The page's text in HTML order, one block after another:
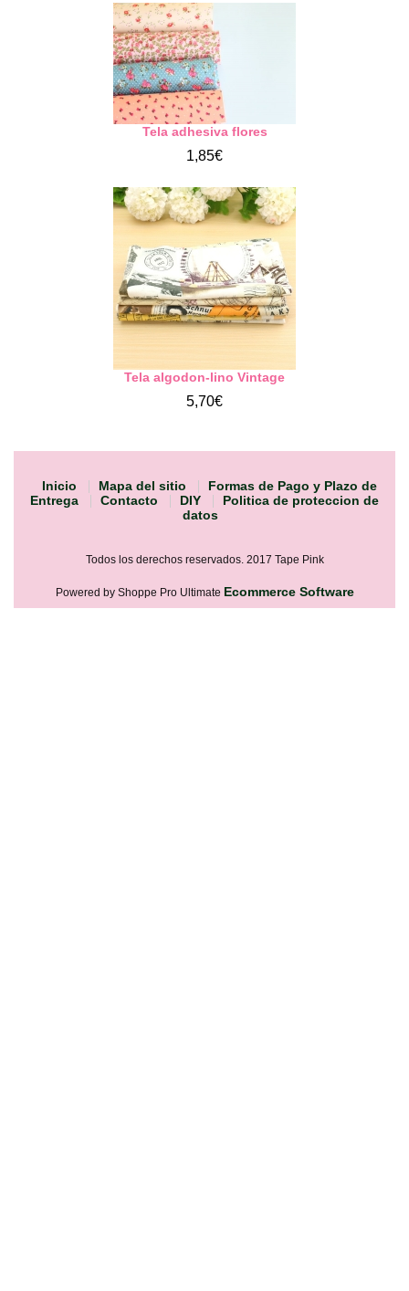
Tela adhesiva flores
1,85€
Tela algodon-lino Vintage
5,70€
Inicio Mapa del sitio
Formas de Pago y Plazo de
Entrega
Contacto DIY
Politica de proteccion de
datos
Todos los derechos reservados. 2017 Tape Pink
Powered by Shoppe Pro Ultimate Ecommerce Software